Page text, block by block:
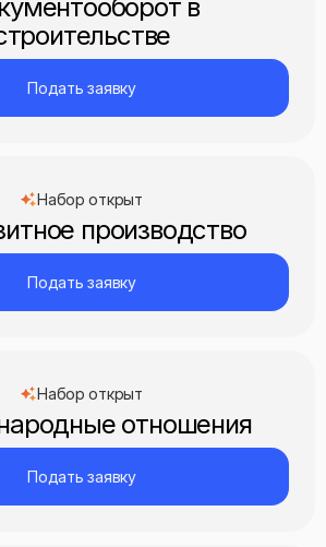
в
Подать заявку
производство
Набор открыт
Подать заявку
отношения
Набор открыт
Подать заявку